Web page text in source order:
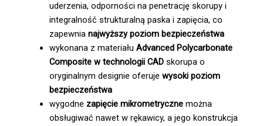
uderzenia, odporności na penetrację skorupy i
integralność strukturalną paska i zapięcia, co
zapewnia najwyższy poziom bezpieczeństwa
wykonana z materiału Advanced Polycarbonate
Composite w technologii CADskorupa o
oryginalnym designie oferuje wysoki poziom
bezpieczeństwa
wygodne zapięcie mikrometrycznemożna
obsługiwać nawet w rękawicy, a jego konstrukcja